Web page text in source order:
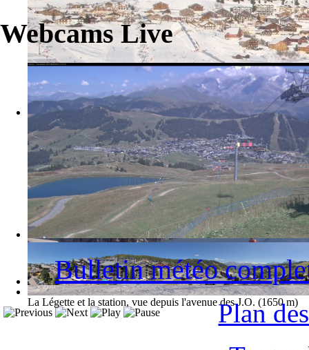
Webcams Live
La station des Saisies et le Mont-Blanc
La Légette et la station, vue depuis l'avenue des J.O. (1650 m)
Bulletin météo
Plan